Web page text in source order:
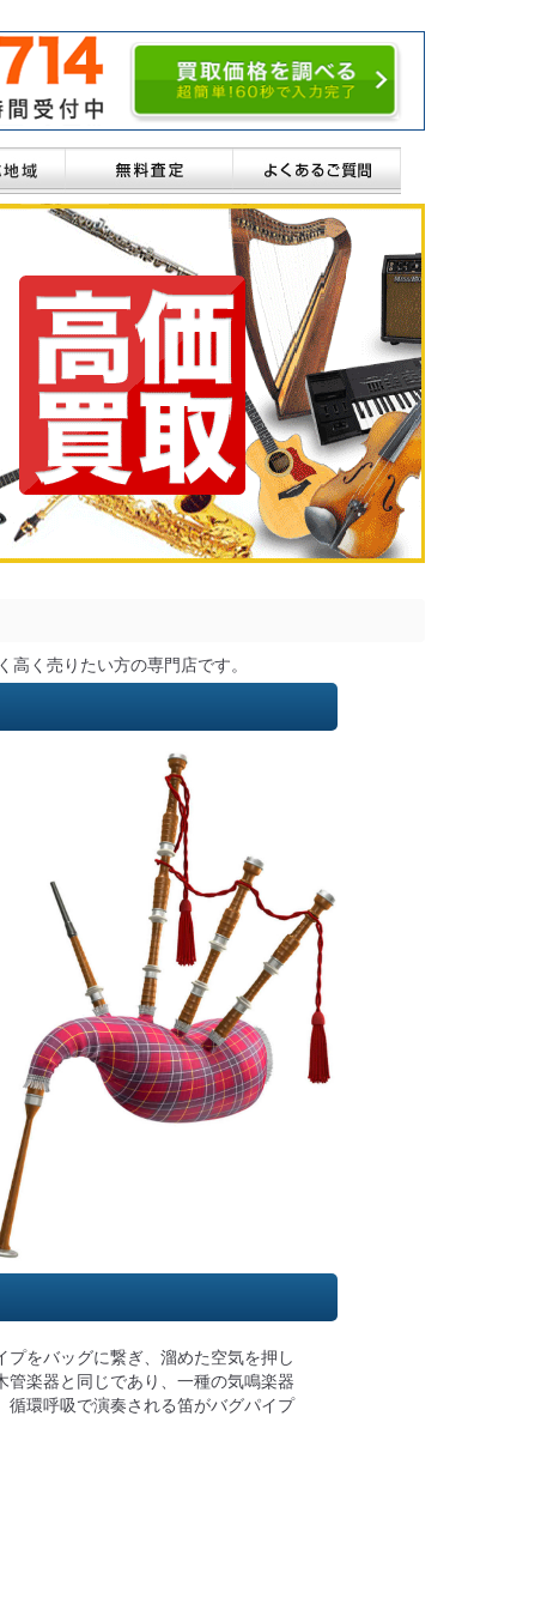
く売りたい方の専門店です。
をバッグに繋ぎ、溜めた空気を押し
楽器と同じであり、一種の気鳴楽器
環呼吸で演奏される笛がバグパイプ